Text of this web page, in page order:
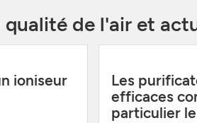
de l'air et
ioniseur
Les
efficaces
particulier